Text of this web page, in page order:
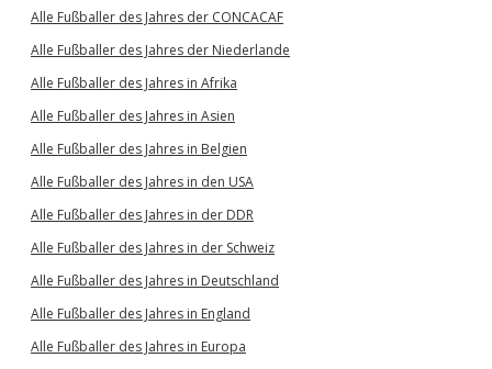
Alle Fußballer des Jahres der CONCACAF
Alle Fußballer des Jahres der Niederlande
Alle Fußballer des Jahres in Afrika
Alle Fußballer des Jahres in Asien
Alle Fußballer des Jahres in Belgien
Alle Fußballer des Jahres in den USA
Alle Fußballer des Jahres in der DDR
Alle Fußballer des Jahres in der Schweiz
Alle Fußballer des Jahres in Deutschland
Alle Fußballer des Jahres in England
Alle Fußballer des Jahres in Europa